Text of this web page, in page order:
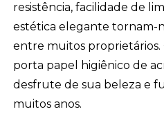
resistência, facilidade de
estética elegante tornam-
entre muitos proprietários.
porta papel higiênico de
desfrute de sua beleza e
muitos anos.